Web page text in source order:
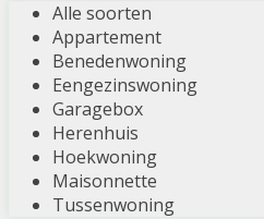
Alle soorten
Appartement
Benedenwoning
Eengezinswoning
Garagebox
Herenhuis
Hoekwoning
Maisonnette
Tussenwoning